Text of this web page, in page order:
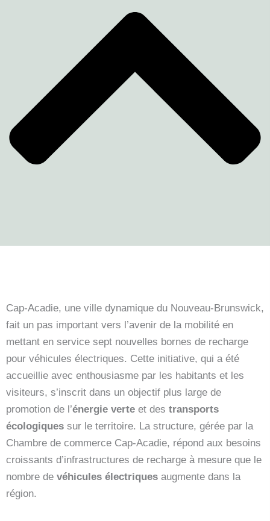
Cap-Acadie, une ville dynamique du Nouveau-Brunswick,
fait un pas important vers l’avenir de la mobilité en
mettant en service sept nouvelles bornes de recharge
pour véhicules électriques. Cette initiative, qui a été
accueillie avec enthousiasme par les habitants et les
visiteurs, s’inscrit dans un objectif plus large de
promotion de l’énergie verte et des transports
écologiques sur le territoire. La structure, gérée par la
Chambre de commerce Cap-Acadie, répond aux besoins
croissants d’infrastructures de recharge à mesure que le
nombre de véhicules électriques augmente dans la
région.